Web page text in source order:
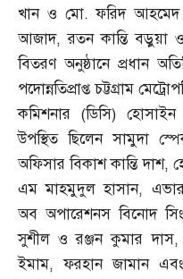
খান ও মো.ফরিদ
আজাদ,রতন কান্তি বড়ুয়া
বিতরণ অনুষ্ঠানে প্রধান
পদোন্নতিপ্রাপ্ত চট্টগ্রাম
কমিশনার (ডিসি) হোসাইন
উপস্থিত ছিলেন সামুদা
অফিসার বিকাশ কান্তি দাশ,
এম মাহমুদুল হাসান,
অব অপারেশনস বিনোদ সিং
সুশীল ও রঞ্জন কুমার দাস
ইমাম,ফরহান জামান